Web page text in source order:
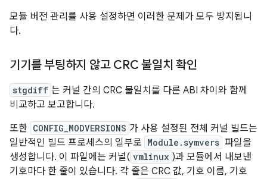
모듈 버전 관리를 사용 설정하면 이러한 문제가 모두 방지됩니
다.
기기를 부팅하지 않고 CRC 불일치 확인
stgdiff 는 커널 간의 CRC 불일치를 다른 ABI 차이와 함께
비교하고 보고합니다.
또한 CONFIG_MODVERSIONS 가 사용 설정된 전체 커널 빌드는
일반적인 빌드 프로세스의 일부로 Module.symvers 파일을
생성합니다. 이 파일에는 커널( vmlinux )과 모듈에서 내보낸
기호마다 한 줄이 있습니다. 각 줄은 CRC 값, 기호 이름, 기호